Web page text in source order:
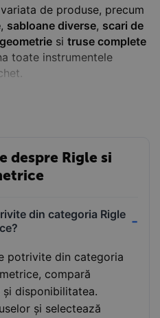
de produse, precum
, sabloane diverse, scari de
si truse complete
toate instrumentele
pentru a oferi
si realizarea de forme
orice lucrare intr-o
despre Rigle si
din categoria Rigle
potrivite din categoria
compară
disponibilitatea.
și selectează